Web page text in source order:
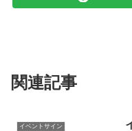
関連記事
イベントサイン